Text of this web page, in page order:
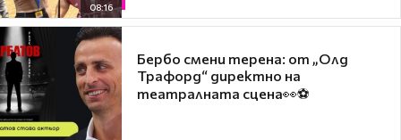
08:16
Бербо смени терена: от „Олд
Трафорд“ директно на
театралната сцена👀⚽